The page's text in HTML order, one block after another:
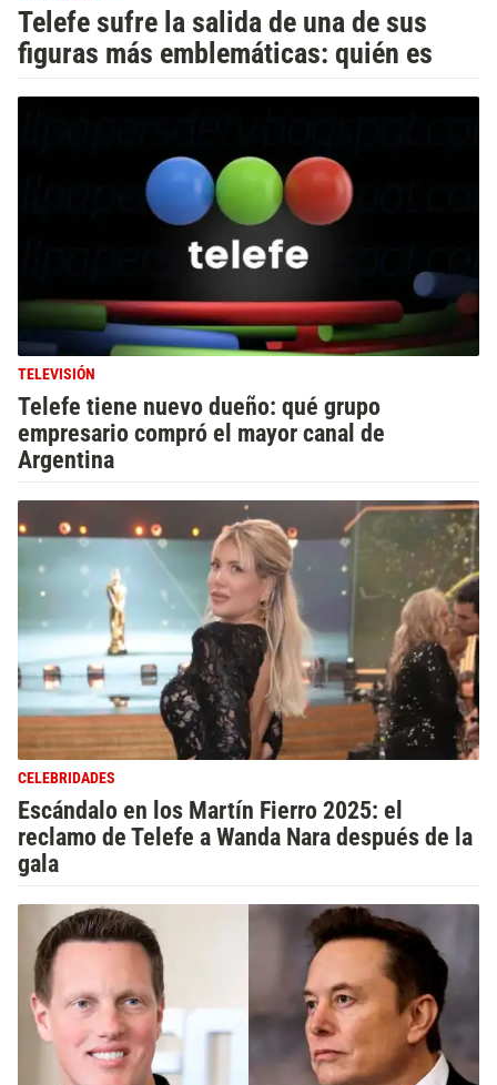
Telefe sufre la salida de una de sus
figuras más emblemáticas: quién es
TELEVISIÓN
Telefe tiene nuevo dueño: qué grupo
empresario compró el mayor canal de
Argentina
CELEBRIDADES
Escándalo en los Martín Fierro 2025: el
reclamo de Telefe a Wanda Nara después de la
gala